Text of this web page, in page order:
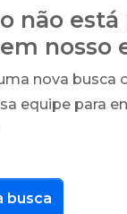
não está
nosso
nova busca
equipe para
busca